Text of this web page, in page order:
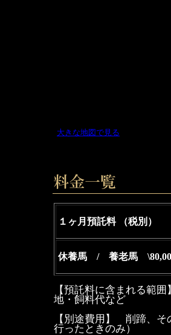
大きな地図で見る
１ヶ月預託料 （税別）
休養馬 / 養老馬
【預託料に含まれる範
地・飼料代など
【別途費用】 削蹄、
行ったときのみ）